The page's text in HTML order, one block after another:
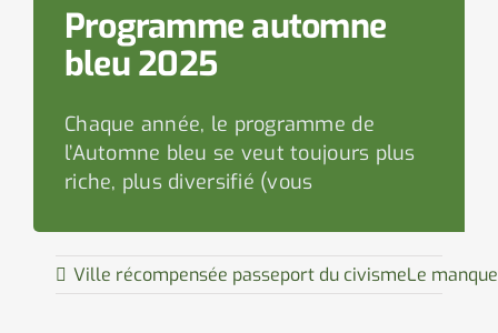
Enfance, jeunesse & sports
Culture et loisirs
Social & solidarité
Contacter le maire
Programme automne
bleu 2025
Chaque année, le programme de
l’Automne bleu se veut toujours plus
riche, plus diversifié (vous
Ville récompensée passeport du civismeLe